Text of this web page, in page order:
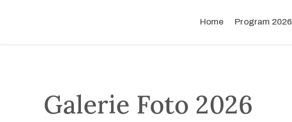
Home Program 2026
Galerie Foto 2026